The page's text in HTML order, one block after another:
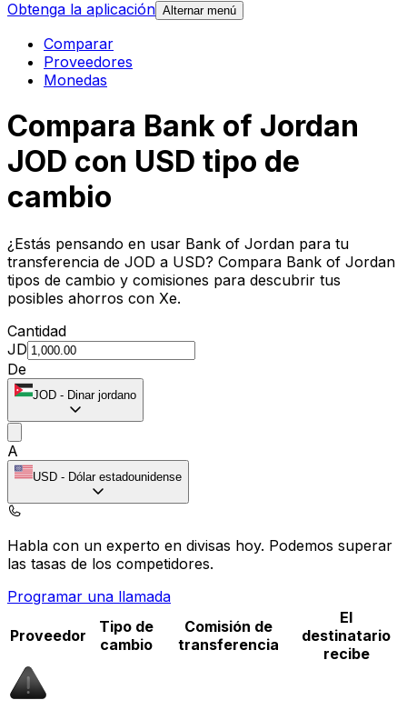
Obtenga la aplicación Alternar menú
Comparar
Proveedores
Monedas
Compara Bank of Jordan
JOD con USD tipo de
cambio
¿Estás pensando en usar Bank of Jordan para tu
transferencia de JOD a USD? Compara Bank of Jordan
tipos de cambio y comisiones para descubrir tus
posibles ahorros con Xe.
Cantidad
JD
De
JOD - Dinar jordano
A
USD - Dólar estadounidense
Habla con un experto en divisas hoy. Podemos superar
las tasas de los competidores.
Programar una llamada
Proveedor
Tipo de
cambio
Comisión de
transferencia
El
destinatario
recibe